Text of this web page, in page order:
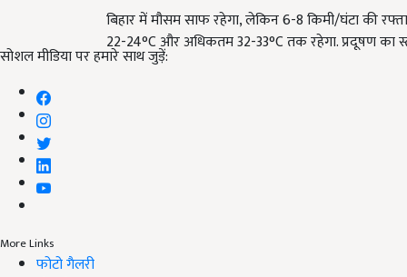
सोशल मीडिया पर हमारे साथ जुड़ें:
More Links
फोटो गैलरी
बिहार में मौसम साफ रहेगा, लेकिन 6-8 किमी/घंटा की
22-24°C और अधिकतम 32-33°C तक रहेगा. प्रदूषण का